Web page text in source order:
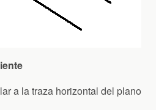
a la traza horizontal del plano